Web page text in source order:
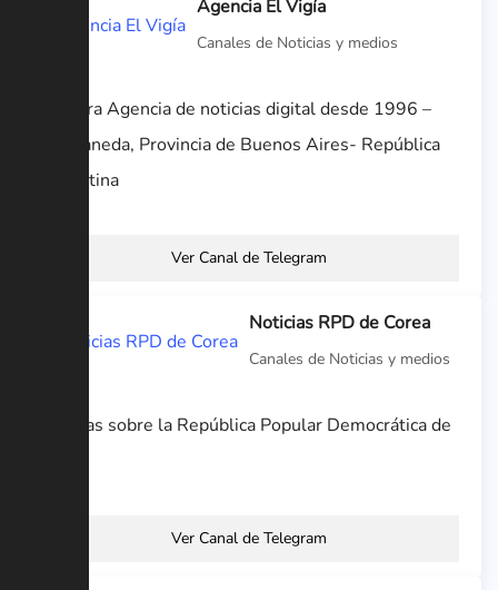
Agencia El Vigía
Canales de Noticias y medios
Primera Agencia de noticias digital desde 1996 –
Avellaneda, Provincia de Buenos Aires- República
Argentina
Ver Canal de Telegram
Noticias RPD de Corea
Canales de Noticias y medios
Noticias sobre la República Popular Democrática de
Ver Canal de Telegram